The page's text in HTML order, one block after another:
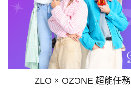
ZLO × OZONE 超能任務